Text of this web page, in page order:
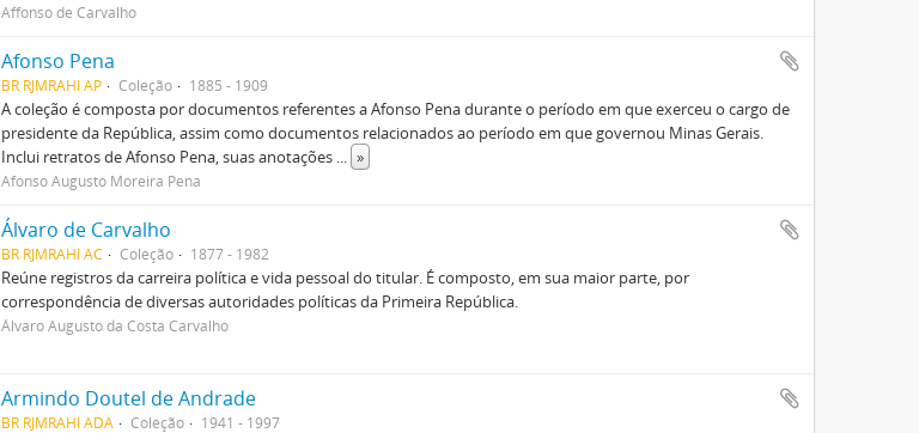
Affonso de Carvalho
Afonso Pena
BR RJMRAHI AP Coleção 1885 - 1909
A coleção é composta por documentos referentes a Afonso Pena durante o período em que exerceu o cargo de
presidente da República, assim como documentos relacionados ao período em que governou Minas Gerais.
Inclui retratos de Afonso Pena, suas anotações ... »
Afonso Augusto Moreira Pena
Álvaro de Carvalho
BR RJMRAHI AC Coleção 1877 - 1982
Reúne registros da carreira política e vida pessoal do titular. É composto, em sua maior parte, por
correspondência de diversas autoridades políticas da Primeira República.
Álvaro Augusto da Costa Carvalho
Armindo Doutel de Andrade
BR RJMRAHI ADA Coleção 1941 - 1997